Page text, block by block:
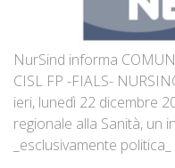
NurSind informa
CISL FP -FIALS-
ieri, lunedì 22 dicembre
regionale alla Sanità, un
_esclusivamente politica_